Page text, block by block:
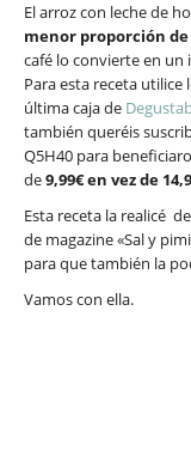
El arroz con leche de
menor proporción
café lo convierte en un
Para esta receta utilice
última caja de
también queréis
Q5H40 para
de9,99€ en vez de
Esta receta la realicé
de magazine «Sal y
para que también la
Vamos con ella.